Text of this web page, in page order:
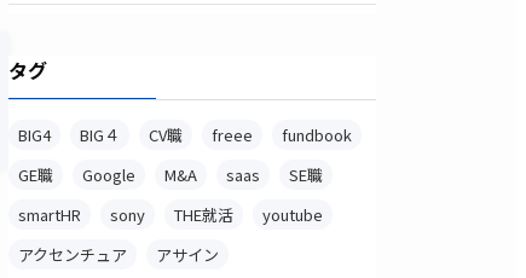
タグ
BIG4 BIG４ CV職 freee
fundbook
GE職
Google M&A saas
SE職
smartHR
sony THE就活
youtube
アクセンチュア
アサイン